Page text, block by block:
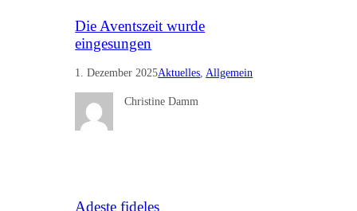
Die Aventszeit wurde
eingesungen
1. Dezember 2025Aktuelles Allgemein
Christine Damm
Adeste fideles